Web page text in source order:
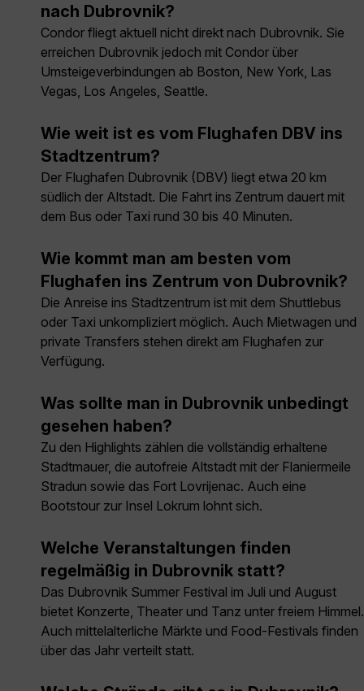
nach Dubrovnik?
Condor fliegt aktuell nicht direkt nach Dubrovnik. Sie
erreichen Dubrovnik jedoch mit Condor über
Umsteigeverbindungen ab Boston, New York, Las
Vegas, Los Angeles, Seattle.
Wie weit ist es vom Flughafen DBV ins
Stadtzentrum?
Der Flughafen Dubrovnik (DBV) liegt etwa 20 km
südlich der Altstadt. Die Fahrt ins Zentrum dauert mit
dem Bus oder Taxi rund 30 bis 40 Minuten.
Wie kommt man am besten vom
Flughafen ins Zentrum von Dubrovnik?
Die Anreise ins Stadtzentrum ist mit dem Shuttlebus
oder Taxi unkompliziert möglich. Auch Mietwagen und
private Transfers stehen direkt am Flughafen zur
Verfügung.
Was sollte man in Dubrovnik unbedingt
gesehen haben?
Zu den Highlights zählen die vollständig erhaltene
Stadtmauer, die autofreie Altstadt mit der Flaniermeile
Stradun sowie das Fort Lovrijenac. Auch eine
Bootstour zur Insel Lokrum lohnt sich.
Welche Veranstaltungen finden
regelmäßig in Dubrovnik statt?
Das Dubrovnik Summer Festival im Juli und August
bietet Konzerte, Theater und Tanz unter freiem Himmel.
Auch mittelalterliche Märkte und Food-Festivals finden
über das Jahr verteilt statt.